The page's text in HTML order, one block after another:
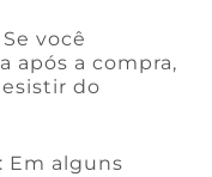
Se você
após a compra,
do
: Em alguns